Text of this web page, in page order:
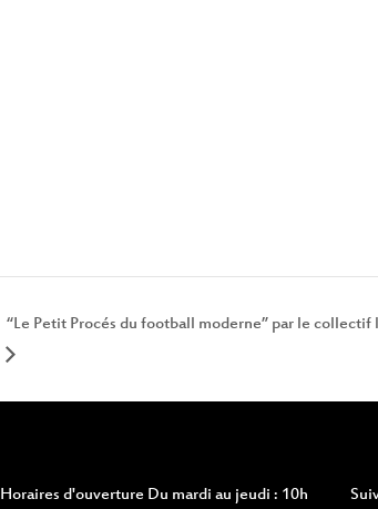
“Le Petit Procés du football moderne” par le collectif
Horaires d'ouvertureDu mardi au jeudi : 10h